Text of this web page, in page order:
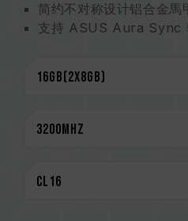
简约不对称设计铝合金馬
支持 ASUS Aura Sync
支持 XMP 2.0 一键超频
解。